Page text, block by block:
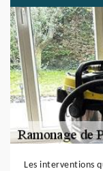
Les interventions